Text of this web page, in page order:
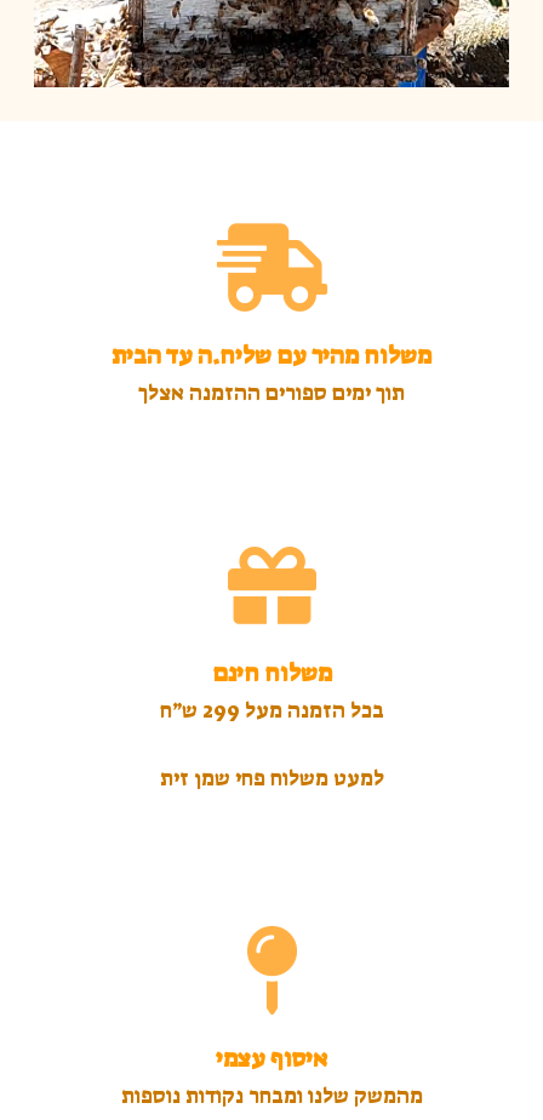
משלוח מהיר עם שליח.ה עד הבית
תוך ימים ספורים ההזמנה אצלך
משלוח חינם
בכל הזמנה מעל 299 ש״ח
למעט משלוח פחי שמן זית
איסוף עצמי
מהמשק שלנו ומבחר נקודות נוספות